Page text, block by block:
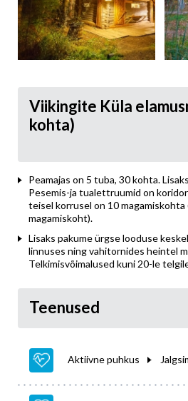
Viikingite Küla
kohta)
Peamajas on 5 tuba, 30 kohta.
Pesemis-ja tualettruumid on
teisel korrusel on 10 magamiskohta
magamiskoht).
Lisaks pakume ürgse looduse
linnuses ning vahitornides heintel
Telkimisvõimalused kuni 20-le
Teenused
Aktiivne puhkus